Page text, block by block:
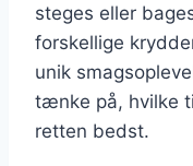
steges eller
forskellige
unik
tænke på, hvilke
retten bedst.